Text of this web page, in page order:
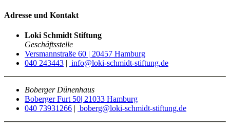
Adresse und Kontakt
Loki Schmidt Stiftung
Geschäftsstelle
Versmannstraße 60 | 20457 Hamburg
040 243443 | info@loki-schmidt-stiftung.de
Boberger Dünenhaus
Boberger Furt 50| 21033 Hamburg
040 73931266 | boberg@loki-schmidt-stiftung.de